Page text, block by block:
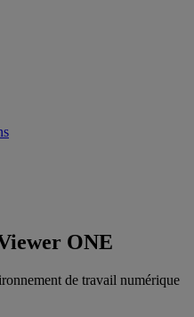
ONE
de travail numérique